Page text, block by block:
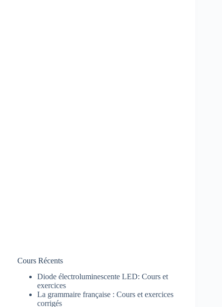
Cours Récents
Diode électroluminescente LED: Cours et
exercices
La grammaire française : Cours et exercices
corrigés